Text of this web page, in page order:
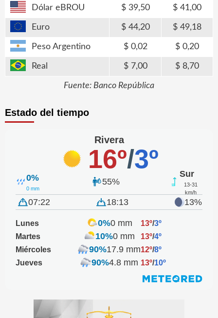
Dólar eBROU 39,50 41,00
Euro 44,20 49,18
Peso Argentino 0,02 0,20
Real 7,00 8,70
Fuente: Banco República
Estado del tiempo
Rivera
16º/3º
0%
0 mm
55%
Sur
13-31
km/h
07:22 18:13 13%
Lunes 0%0 mm 13º/3º
Martes
10%0 mm 13º/4º
Miércoles
90%17.9 mm12º/8º
Jueves
90%4.8 mm 13º/10º